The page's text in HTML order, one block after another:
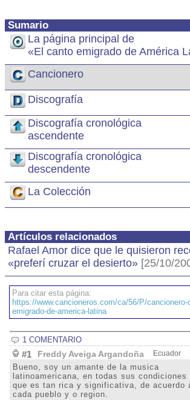
Sumario
La página principal de
«El canto emigrado de América
Cancionero
Discografía
Discografía cronológica
ascendente
Discografía cronológica
descendente
La Colección
Artículos relacionados
Rafael Amor dice que le quisieron
«preferí cruzar el desierto» [25/10/
Para citar esta página:
https://www.cancioneros.com/ca/56/P/cancionero-
emigrado-de-america-latina
1 COMENTARIO
#1 Freddy Aveiga Argandoña Ecuador
Bueno, soy un amante de la musica
latinoamericana, en todas sus
que es tan rica y significativa, de acuerdo
cada pueblo y o region.